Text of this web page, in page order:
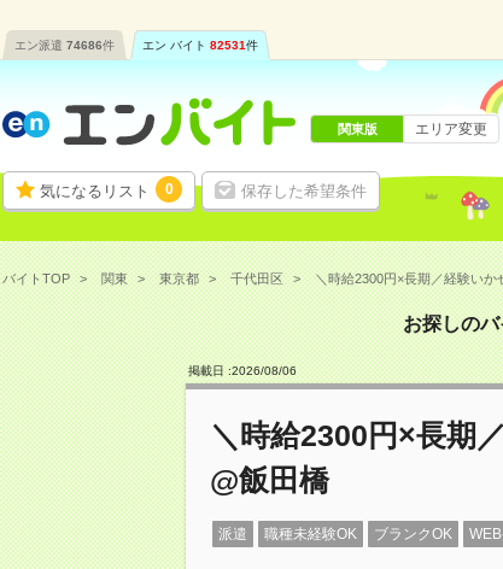
エン派遣 74686件 エン バイト 82531件
気になるリスト 0 保存した希望条件
関東版 エリア変更
バイトTOP 関東 東京都 千代田区 ＼時給2300円×長期／経験いか
お探しの
掲載日 :2026/08/06
＼時給2300円×長期
@飯田橋
派遣 職種未経験OK ブランクOK